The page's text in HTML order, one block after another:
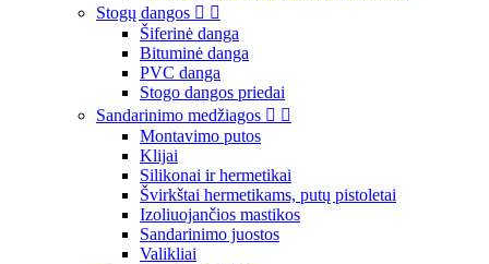
Stogų dangos  
Šiferinė danga
Bituminė danga
PVC danga
Stogo dangos priedai
Sandarinimo medžiagos  
Montavimo putos
Klijai
Silikonai ir hermetikai
Švirkštai hermetikams, putų pistoletai
Izoliuojančios mastikos
Sandarinimo juostos
Valikliai